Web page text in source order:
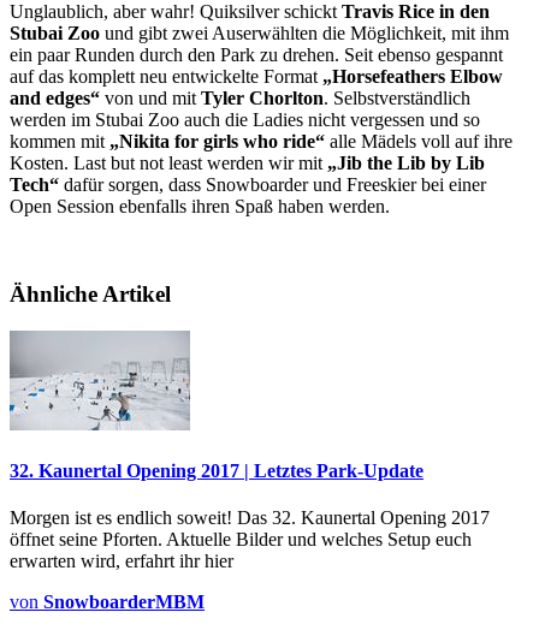
Unglaublich, aber wahr! Quiksilver schickt Travis Rice in den
Stubai Zoo und gibt zwei Auserwählten die Möglichkeit, mit ihm
ein paar Runden durch den Park zu drehen. Seit ebenso gespannt
auf das komplett neu entwickelte Format „Horsefeathers Elbow
and edges“ von und mit Tyler Chorlton. Selbstverständlich
werden im Stubai Zoo auch die Ladies nicht vergessen und so
kommen mit „Nikita for girls who ride“ alle Mädels voll auf ihre
Kosten. Last but not least werden wir mit „Jib the Lib by Lib
Tech“ dafür sorgen, dass Snowboarder und Freeskier bei einer
Open Session ebenfalls ihren Spaß haben werden.
Ähnliche Artikel
32. Kaunertal Opening 2017 | Letztes Park-Update
Morgen ist es endlich soweit! Das 32. Kaunertal Opening 2017
öffnet seine Pforten. Aktuelle Bilder und welches Setup euch
erwarten wird, erfahrt ihr hier
von SnowboarderMBM